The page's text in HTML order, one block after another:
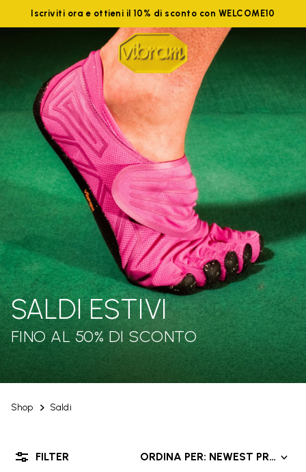
Iscriviti ora e ottieni il 10% di sconto con WELCOME10
Shop Saldi
SALDI ESTIVI
FINO AL 50% DI SCONTO
ORDINA PER: NEWEST
FILTER